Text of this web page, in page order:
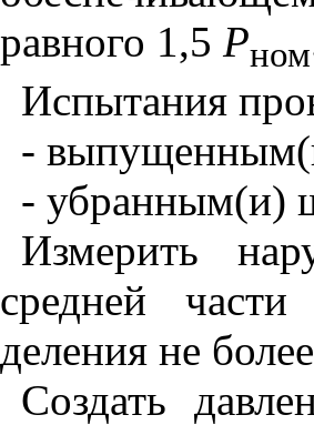
равного 1,5 Рном
Испытания
-
- убранным(и)
Измерить
средней
деления не
Создать